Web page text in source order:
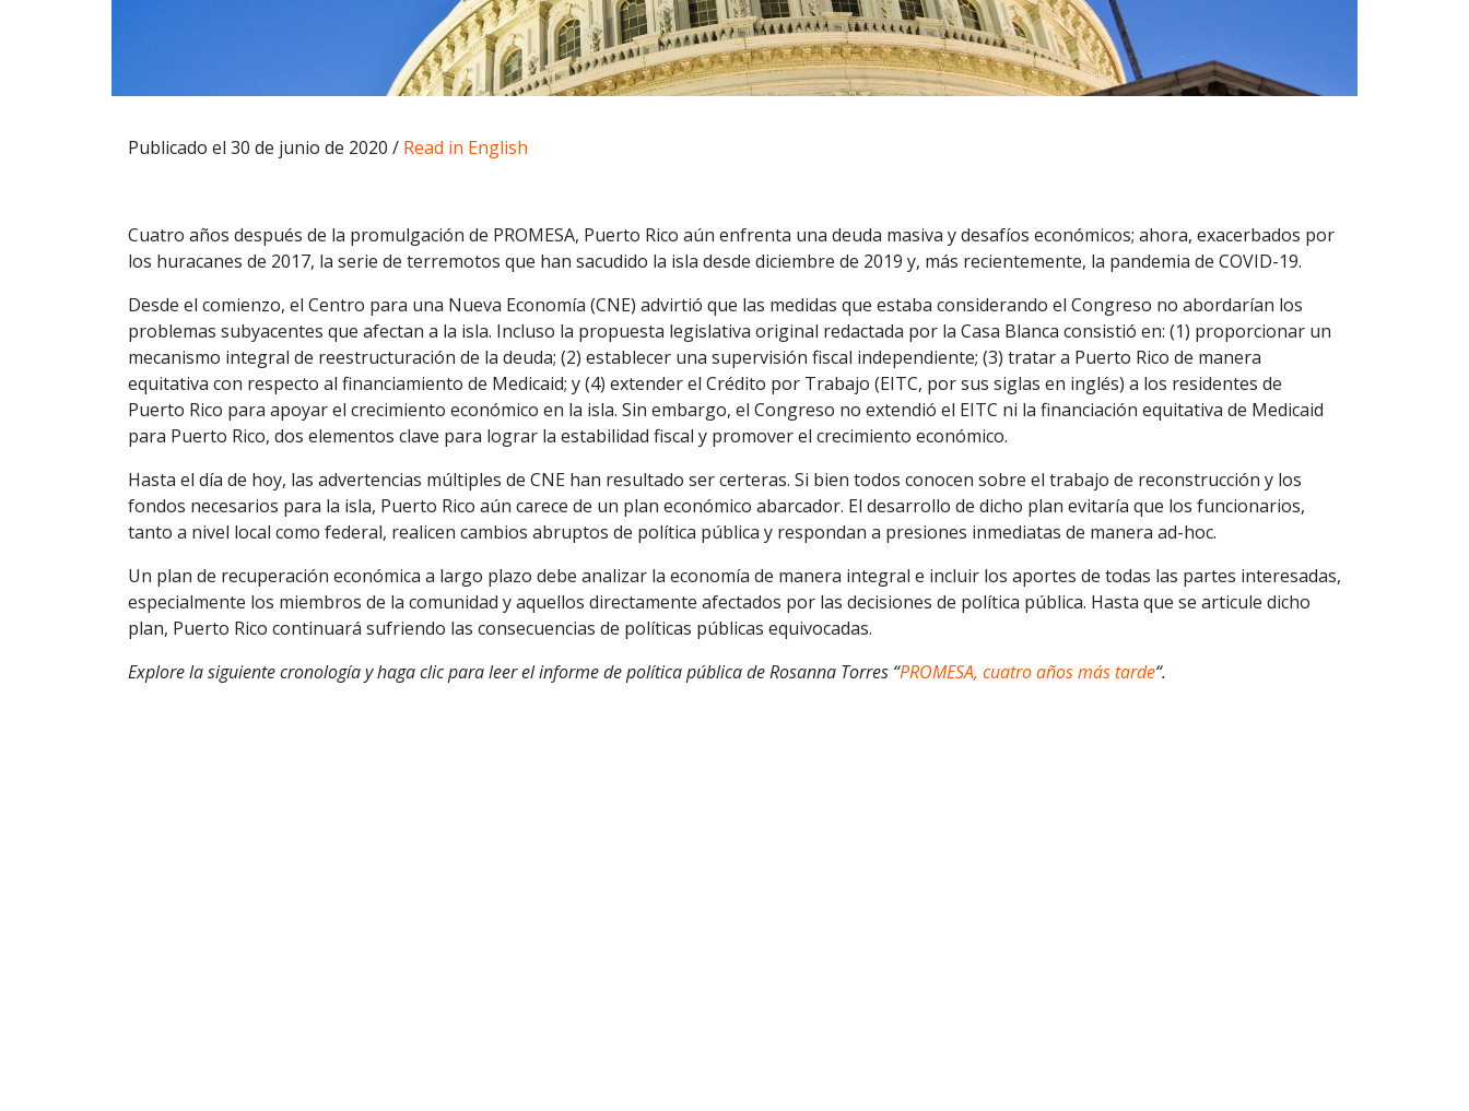
Publicado el 30 de junio de 2020 / Read in English
Cuatro años después de la promulgación de PROMESA, Puerto Rico aún enfrenta una deuda masiva y desafíos económicos; ahora, exacerbados por
los huracanes de 2017, la serie de terremotos que han sacudido la isla desde diciembre de 2019 y, más recientemente, la pandemia de COVID-19.
Desde el comienzo, el Centro para una Nueva Economía (CNE) advirtió que las medidas que estaba considerando el Congreso no abordarían los
problemas subyacentes que afectan a la isla. Incluso la propuesta legislativa original redactada por la Casa Blanca consistió en: (1) proporcionar un
mecanismo integral de reestructuración de la deuda; (2) establecer una supervisión fiscal independiente; (3) tratar a Puerto Rico de manera
equitativa con respecto al financiamiento de Medicaid; y (4) extender el Crédito por Trabajo (EITC, por sus siglas en inglés) a los residentes de
Puerto Rico para apoyar el crecimiento económico en la isla. Sin embargo, el Congreso no extendió el EITC ni la financiación equitativa de Medicaid
para Puerto Rico, dos elementos clave para lograr la estabilidad fiscal y promover el crecimiento económico.
Hasta el día de hoy, las advertencias múltiples de CNE han resultado ser certeras. Si bien todos conocen sobre el trabajo de reconstrucción y los
fondos necesarios para la isla, Puerto Rico aún carece de un plan económico abarcador. El desarrollo de dicho plan evitaría que los funcionarios,
tanto a nivel local como federal, realicen cambios abruptos de política pública y respondan a presiones inmediatas de manera ad-hoc.
Un plan de recuperación económica a largo plazo debe analizar la economía de manera integral e incluir los aportes de todas las partes interesadas,
especialmente los miembros de la comunidad y aquellos directamente afectados por las decisiones de política pública. Hasta que se articule dicho
plan, Puerto Rico continuará sufriendo las consecuencias de políticas públicas equivocadas.
Explore la siguiente cronología y haga clic para leer el informe de política pública de Rosanna Torres “PROMESA, cuatro años más tarde“.